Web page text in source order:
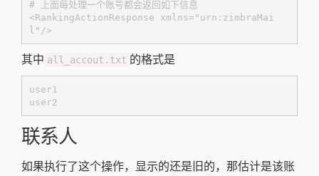
# 上面每处理一个账号都会返回如下信息
<RankingActionResponse xmlns="urn:zimbraMai
l"/>
其中 all_accout.txt 的格式是
user1
user2
联系人
如果执行了这个操作，显示的还是旧的，那估计是该账